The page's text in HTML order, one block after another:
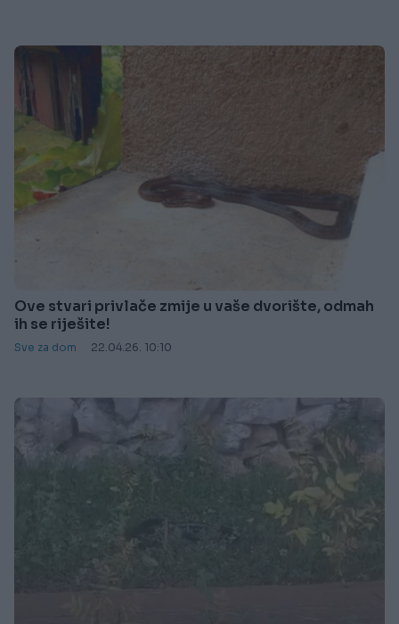
Ove stvari privlače zmije u vaše dvorište, odmah
ih se riješite!
Sve za dom 22.04.26. 10:10